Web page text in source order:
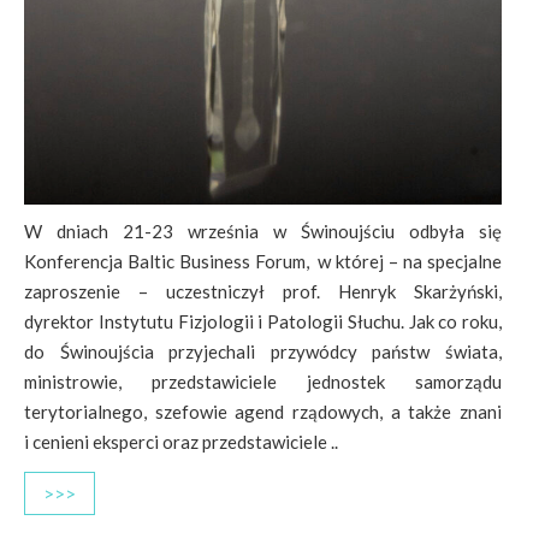
W dniach 21-23 września w Świnoujściu odbyła się
Konferencja Baltic Business Forum, w której – na specjalne
zaproszenie – uczestniczył prof. Henryk Skarżyński,
dyrektor Instytutu Fizjologii i Patologii Słuchu. Jak co roku,
do Świnoujścia przyjechali przywódcy państw świata,
ministrowie, przedstawiciele jednostek samorządu
terytorialnego, szefowie agend rządowych, a także znani
i cenieni eksperci oraz przedstawiciele ..
>>>